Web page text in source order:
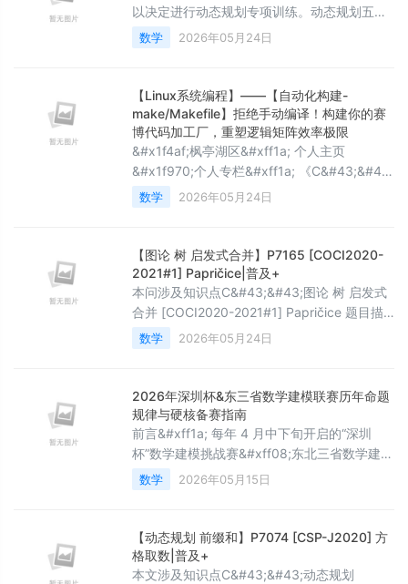
无法支撑实时决策等核心痛点&#xff0c
以决定进行动态规划专项训练。动态规划五部
曲①确定dp[i]含义②递推公式③dp数组如何
初始化④遍历顺序⑤打印dp数组（debug）
余四项就是做出dp类型题目的关键，后续的训
练中将按照这四步来进行解题。力扣第509题-
斐波那契数1.本题的动态规划四部曲：①dp[i]
含义：代表第i个斐波那契数的值。②递推公
式：题目中已经
数学 2026年05月24日
【Linux系统编程】——【自动化构建-
make/Makefile】拒绝手动编译！构建你的赛
博代码加工厂，重塑逻辑矩阵效率极限
&#x1f4af;枫亭湖区&#xff1a; 个人主页
&#x1f970;个人专栏&#xff1a; 《C&#43;&#43;
知识分享》 《Linux 入门到实践&#xff1a;零基
础也能懂》 &#x1f320; 有善始者实繁&#xff0c;
条命令&#xff0c;makefile是一个文件 二、最初
始
数学 2026年05月24日
【图论 树 启发式合并】P7165 [COCI2020-
2021#1] Papričice|普及+
本问涉及知识点C&#43;&#43;图论 树 启发式
合并 [COCI2020-2021#1] Papričice 题目描
述给定一个 n n n 个点的树&#xff0c;这
数学 2026年05月24日
2026年深圳杯&东三省数学建模联赛历年命题
规律与硬核备赛指南
前言&#xff1a; 每年 4 月中下旬开启的“深圳
杯”数学建模挑战赛&#xff08;东北三省数学建模
联赛同步采用该赛题&#xff09;&#xff0c;是国内
极具工程背景与前沿学术价值的顶尖赛事。其
市高新技术企业的真实技术痛点。 面对 2026
年的比赛&#xff0c;依靠简单的“套模板”已绝无
可能突围。本文将基于 2020-2021 年的经典
数学 2026年05月15日
【动态规划 前缀和】P7074 [CSP-J2020] 方
格取数|普及+
本文涉及知识点C&#43;&#43;动态规划